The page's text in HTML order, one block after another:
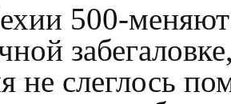
500-
не слеглось